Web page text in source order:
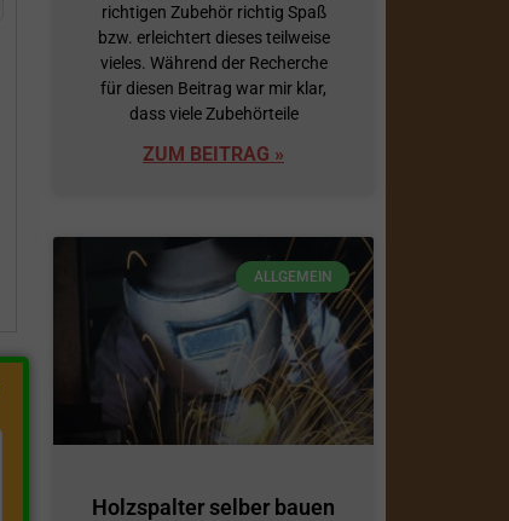
richtigen Zubehör richtig Spaß
bzw. erleichtert dieses teilweise
vieles. Während der Recherche
für diesen Beitrag war mir klar,
dass viele Zubehörteile
ZUM BEITRAG »
ALLGEMEIN
Holzspalter selber bauen